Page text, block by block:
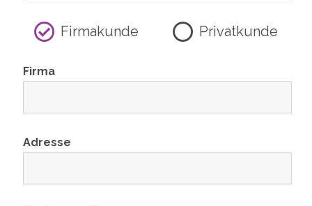
Firmakunde Privatkunde
Firma
Adresse